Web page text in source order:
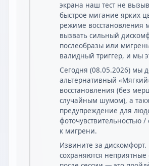
экрана наш тест не
быстрое мигание ярких
режиме восстановления
вызвать сильный
послеобразы или
валидный триггер, и мы
Сегодня (08.05.2026) мы
альтернативный
восстановления (без
случайным шумом), а
предупреждение для
фоточувствительностью /
к мигрени.
Извините за дискомфорт.
сохраняются